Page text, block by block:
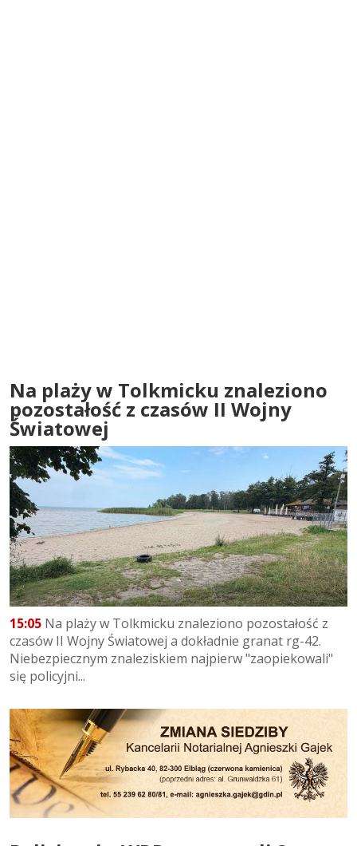
Na plaży w Tolkmicku znaleziono
pozostałość z czasów II Wojny
Światowej
15:05 Na plaży w Tolkmicku znaleziono pozostałość z
czasów II Wojny Światowej a dokładnie granat rg-42.
Niebezpiecznym znaleziskiem najpierw "zaopiekowali"
się policyjni...